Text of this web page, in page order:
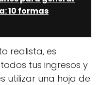
10 formas
realista, es
tus ingresos y
utilizar una hoja de